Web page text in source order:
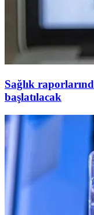
Sağlık
başlatılacak